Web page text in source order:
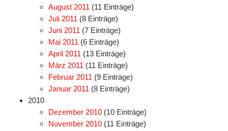
August 2011 (11 Einträge)
Juli 2011 (8 Einträge)
Juni 2011 (7 Einträge)
Mai 2011 (6 Einträge)
April 2011 (13 Einträge)
März 2011 (11 Einträge)
Februar 2011 (9 Einträge)
Januar 2011 (8 Einträge)
2010
Dezember 2010 (10 Einträge)
November 2010 (11 Einträge)